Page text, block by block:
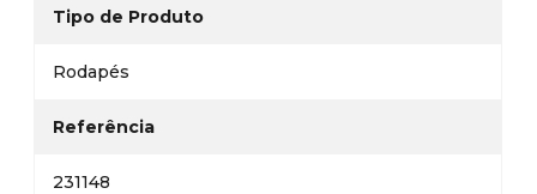
Tipo de Produto
Rodapés
Referência
231148